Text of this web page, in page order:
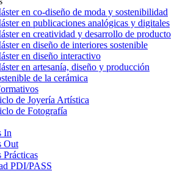
en co-diseño de moda y sostenibilidad
en publicaciones analógicas y digitales
en creatividad y desarrollo de producto
en diseño de interiores sostenible
en diseño interactivo
en artesanía, diseño y producción
de la cerámica
de Joyería Artística
de Fotografía
In
Out
Prácticas
PDI/PASS